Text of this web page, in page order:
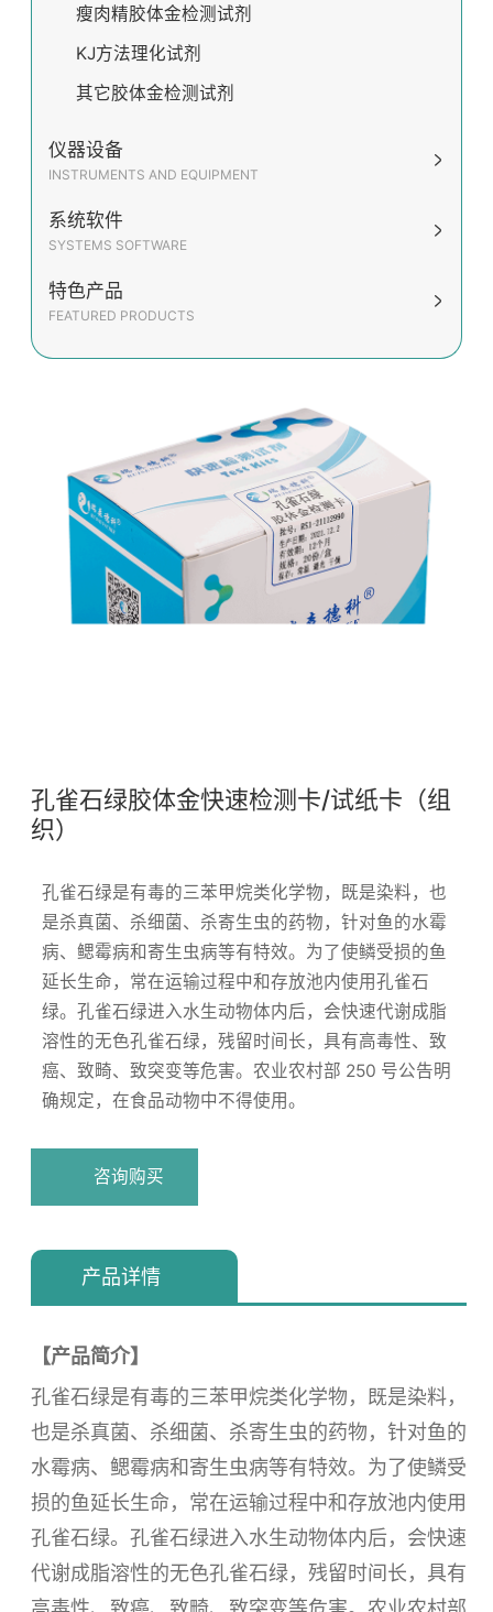
瘦肉精胶体金检测试剂
KJ方法理化试剂
其它胶体金检测试剂
仪器设备
INSTRUMENTS AND EQUIPMENT
系统软件
SYSTEMS SOFTWARE
特色产品
FEATURED PRODUCTS
孔雀石绿胶体金快速检测卡/试纸卡（组
织）
孔雀石绿是有毒的三苯甲烷类化学物，既是染料，也
是杀真菌、杀细菌、杀寄生虫的药物，针对鱼的水霉
病、鳃霉病和寄生虫病等有特效。为了使鳞受损的鱼
延长生命，常在运输过程中和存放池内使用孔雀石
绿。孔雀石绿进入水生动物体内后，会快速代谢成脂
溶性的无色孔雀石绿，残留时间长，具有高毒性、致
癌、致畸、致突变等危害。农业农村部 250 号公告明
确规定，在食品动物中不得使用。
咨询购买
产品详情
【产品简介】
孔雀石绿是有毒的三苯甲烷类化学物，既是染料，
也是杀真菌、杀细菌、杀寄生虫的药物，针对鱼的
水霉病、鳃霉病和寄生虫病等有特效。为了使鳞受
损的鱼延长生命，常在运输过程中和存放池内使用
孔雀石绿。孔雀石绿进入水生动物体内后， 会快速
代谢成脂溶性的无色孔雀石绿，残留时间长，具有